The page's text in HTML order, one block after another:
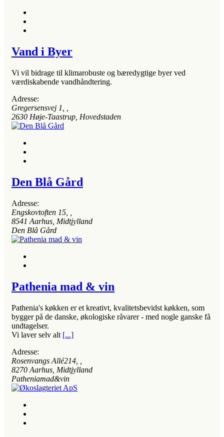
Vand i Byer
Vi vil bidrage til klimarobuste og bæredygtige byer ved
værdiskabende vandhåndtering.
Adresse:
Gregersensvej 1
2630 Høje-Taastrup, Hovedstaden
Den Blå Gård
Adresse:
Engskovtoften 15
8541 Aarhus, Midtjylland
Den Blå Gård
Pathenia mad & vin
Pathenia's køkken er et kreativt, kvalitetsbevidst køkken, som
bygger på de danske, økologiske råvarer - med nogle ganske få
undtagelser.
Vi laver selv alt [...]
Adresse:
Rosenvangs Allé214
8270 Aarhus, Midtjylland
Patheniamad&vin